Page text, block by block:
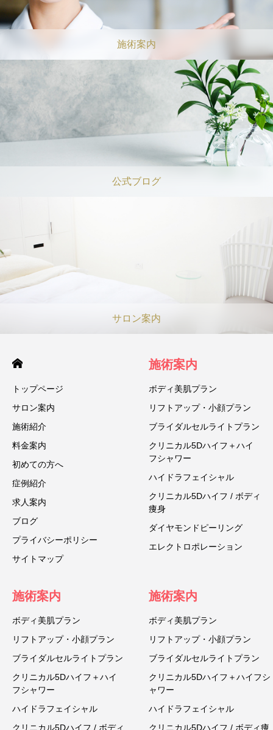
施術案内
公式ブログ
サロン案内
トップページ
サロン案内
施術紹介
料金案内
初めての方へ
症例紹介
求人案内
ブログ
プライバシーポリシー
サイトマップ
施術案内
ボディ美肌プラン
リフトアップ・小顔プラン
ブライダルセルライトプラン
クリニカル5Dハイフ＋ハイ
フシャワー
ハイドラフェイシャル
クリニカル5Dハイフ / ボディ
痩身
ダイヤモンドピーリング
エレクトロポレーション
施術案内
ボディ美肌プラン
リフトアップ・小顔プラン
ブライダルセルライトプラン
クリニカル5Dハイフ＋ハイ
フシャワー
ハイドラフェイシャル
クリニカル5Dハイフ / ボディ
施術案内
ボディ美肌プラン
リフトアップ・小顔プラン
ブライダルセルライトプラン
クリニカル5Dハイフ＋ハイフシ
ャワー
ハイドラフェイシャル
クリニカル5Dハイフ / ボディ痩